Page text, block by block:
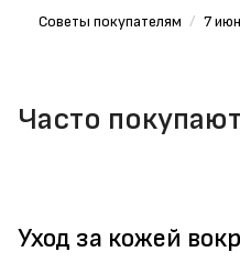
Советы покупателям / 7
Часто
Уход за кожей